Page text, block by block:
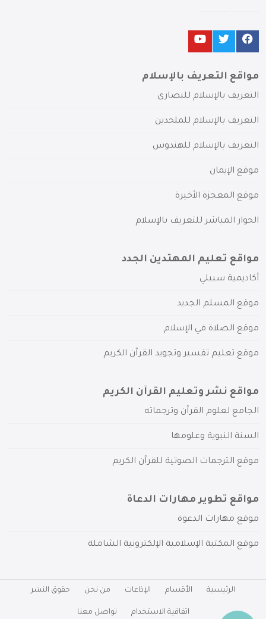
مواقع التعريف بالإسلام
التعريف بالإسلام للنصارى
التعريف بالإسلام للملحدين
التعريف بالإسلام للهندوس
موقع الإيمان
موقع المعجزة الأخيرة
الحوار المباشر للتعريف بالإسلام
مواقع تعليم المهتدين الجدد
أكاديمية سبيلي
موقع المسلم الجديد
موقع الصلاة في الإسلام
موقع تعليم تفسير وتجويد القرآن الكريم
مواقع نشر وتعليم القرآن الكريم
الجامع لعلوم القرآن وترجماته
السنة النبوية وعلومها
موقع الترجمات الصوتية للقرآن الكريم
مواقع تطوير مهارات الدعاة
موقع مهارات الدعوة
موقع المكتبة الإسلامية الإلكترونية الشاملة
الرئيسية الأقسام الإذاعات من نحن حقوق النشر
اتفاقية الاستخدام تواصل معنا